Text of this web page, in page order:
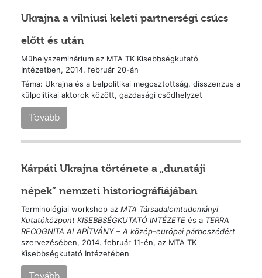
Ukrajna a vilniusi keleti partnerségi csúcs
előtt és után
Műhelyszeminárium az MTA TK Kisebbségkutató
Intézetben, 2014. február 20-án
Téma: Ukrajna és a belpolitikai megosztottság, disszenzus a
külpolitikai aktorok között, gazdasági csődhelyzet
Tovább
Kárpáti Ukrajna története a „dunatáji
népek” nemzeti historiográfiájában
Terminológiai workshop azMTA Társadalomtudományi
Kutatóközpont KISEBBSÉGKUTATÓ INTÉZETEés a TERRA
RECOGNITA ALAPÍTVÁNY – A közép-európai párbeszédért
szervezésében, 2014. február 11-én, az MTA TK
Kisebbségkutató Intézetében